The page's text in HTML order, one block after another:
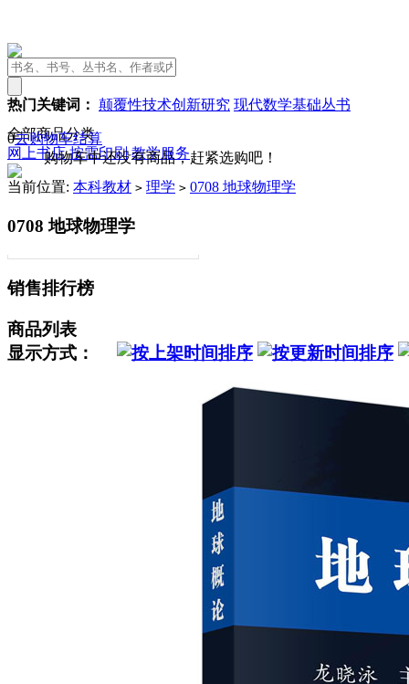
热门关键词： 颠覆性技术创新研究 现代数学基础丛书
0去购物车结算
购物车中还没有商品，赶紧选购吧！
全部商品分类
网上书店按需印刷 教学服务
当前位置: 本科教材 > 理学 > 0708 地球物理学
0708 地球物理学
销售排行榜
商品列表
显示方式：